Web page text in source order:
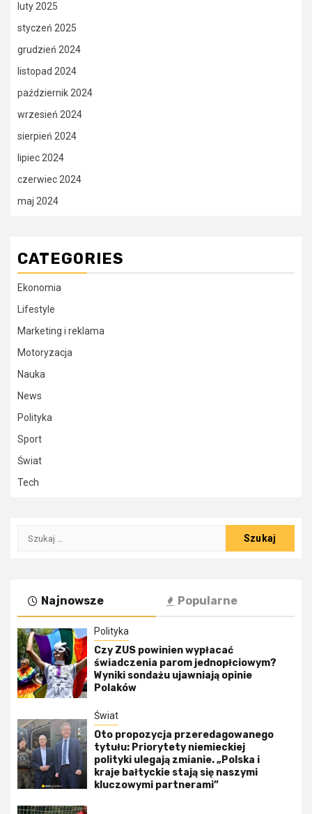
luty 2025
styczeń 2025
grudzień 2024
listopad 2024
październik 2024
wrzesień 2024
sierpień 2024
lipiec 2024
czerwiec 2024
maj 2024
CATEGORIES
Ekonomia
Lifestyle
Marketing i reklama
Motoryzacja
Nauka
News
Polityka
Sport
Świat
Tech
Szukaj:
Najnowsze Popularne
Polityka
Czy ZUS powinien wypłacać
świadczenia parom jednopłciowym?
Wyniki sondażu ujawniają opinie
Polaków
Świat
Oto propozycja przeredagowanego
tytułu: Priorytety niemieckiej
polityki ulegają zmianie. „Polska i
kraje bałtyckie stają się naszymi
kluczowymi partnerami”